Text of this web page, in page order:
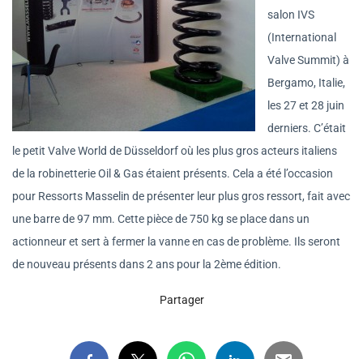
salon IVS
(International
Valve Summit) à
Bergamo, Italie,
les 27 et 28 juin
derniers. C’était
le petit Valve World de Düsseldorf où les plus gros acteurs italiens
de la robinetterie Oil & Gas étaient présents. Cela a été l’occasion
pour Ressorts Masselin de présenter leur plus gros ressort, fait avec
une barre de 97 mm. Cette pièce de 750 kg se place dans un
actionneur et sert à fermer la vanne en cas de problème. Ils seront
de nouveau présents dans 2 ans pour la 2ème édition.
Partager